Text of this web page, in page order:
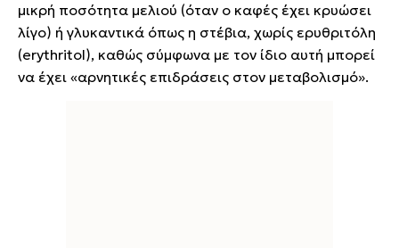
μικρή ποσότητα μελιού (όταν ο καφές έχει κρυώσει
λίγο) ή γλυκαντικά όπως η στέβια, χωρίς ερυθριτόλη
(erythritol), καθώς σύμφωνα με τον ίδιο αυτή μπορεί
να έχει «αρνητικές επιδράσεις στον μεταβολισμό».